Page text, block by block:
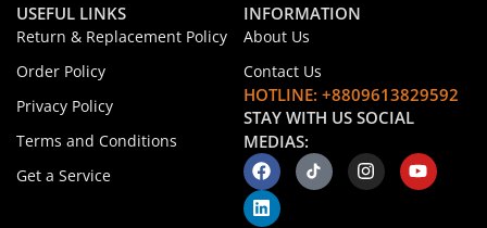
USEFUL LINKS
Return & Replacement Policy
Order Policy
Privacy Policy
Terms and Conditions
Get a Service
INFORMATION
About Us
Contact Us
HOTLINE: +8809613829592
STAY WITH US SOCIAL
MEDIAS: